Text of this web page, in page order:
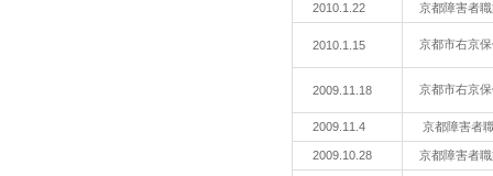
2010.1.22 京都障害者
2010.1.15 京都市右京
2009.11.18 京都市右京
2009.11.4 京都障害者
2009.10.28 京都障害者